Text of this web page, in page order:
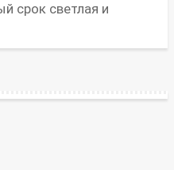
срок светлая и